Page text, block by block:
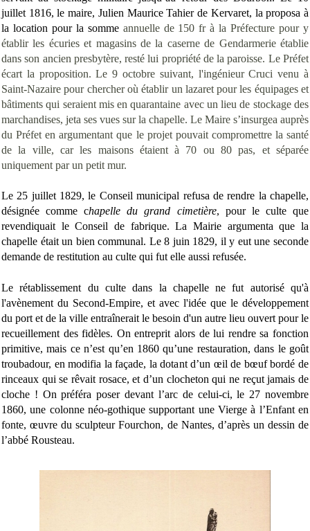
juillet 1816, le maire, Julien Maurice Tahier de Kervaret, la proposa à
la location pour la somme annuelle de 150 fr à la Préfecture pour y
établir les écuries et magasins de la caserne de Gendarmerie établie
dans son ancien presbytère, resté lui propriété de la paroisse. Le Préfet
écart la proposition. Le 9 octobre suivant, l'ingénieur Cruci venu à
Saint-Nazaire pour chercher où établir un lazaret pour les équipages et
bâtiments qui seraient mis en quarantaine avec un lieu de stockage des
marchandises, jeta ses vues sur la chapelle. Le Maire s’insurgea auprès
du Préfet en argumentant que le projet pouvait compromettre la santé
de la ville, car les maisons étaient à 70 ou 80 pas, et séparée
uniquement par un petit mur.
Le 25 juillet 1829, le Conseil municipal refusa de rendre la chapelle,
désignée comme chapelle du grand cimetière, pour le culte que
revendiquait le Conseil de fabrique. La Mairie argumenta que la
chapelle était un bien communal. Le 8 juin 1829, il y eut une seconde
demande de restitution au culte qui fut elle aussi refusée.
Le rétablissement du culte dans la chapelle ne fut autorisé qu'à
l'avènement du Second-Empire, et avec l'idée que le développement
du port et de la ville entraînerait le besoin d'un autre lieu ouvert pour le
recueillement des fidèles. On entreprit alors de lui rendre sa fonction
primitive, mais ce n’est qu’en 1860 qu’une restauration, dans le goût
troubadour, en modifia la façade, la dotant d’un œil de bœuf bordé de
rinceaux qui se rêvait rosace, et d’un clocheton qui ne reçut jamais de
cloche ! On préféra poser devant l’arc de celui-ci, le 27 novembre
1860, une colonne néo-gothique supportant une Vierge à l’Enfant en
fonte, œuvre du sculpteur Fourchon, de Nantes, d’après un dessin de
l’abbé Rousteau.